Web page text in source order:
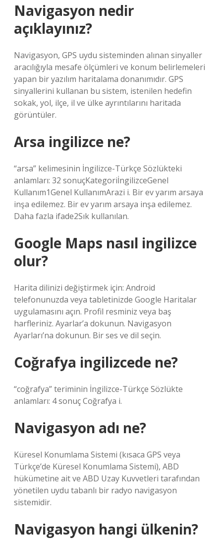
Navigasyon nedir
açıklayınız?
Navigasyon, GPS uydu sisteminden alınan sinyaller
aracılığıyla mesafe ölçümleri ve konum belirlemeleri
yapan bir yazılım haritalama donanımıdır. GPS
sinyallerini kullanan bu sistem, istenilen hedefin
sokak, yol, ilçe, il ve ülke ayrıntılarını haritada
görüntüler.
Arsa ingilizce ne?
“arsa” kelimesinin İngilizce-Türkçe Sözlükteki
anlamları: 32 sonuçKategoriİngilizceGenel
Kullanım1Genel KullanımArazi i. Bir ev yarım arsaya
inşa edilemez. Bir ev yarım arsaya inşa edilemez.
Daha fazla ifade2Sık kullanılan.
Google Maps nasıl ingilizce
olur?
Harita dilinizi değiştirmek için: Android
telefonunuzda veya tabletinizde Google Haritalar
uygulamasını açın. Profil resminiz veya baş
harfleriniz. Ayarlar’a dokunun. Navigasyon
Ayarları’na dokunun. Bir ses ve dil seçin.
Coğrafya ingilizcede ne?
“coğrafya” teriminin İngilizce-Türkçe Sözlükte
anlamları: 4 sonuç Coğrafya i.
Navigasyon adı ne?
Küresel Konumlama Sistemi (kısaca GPS veya
Türkçe’de Küresel Konumlama Sistemi), ABD
hükümetine ait ve ABD Uzay Kuvvetleri tarafından
yönetilen uydu tabanlı bir radyo navigasyon
sistemidir.
Navigasyon hangi ülkenin?